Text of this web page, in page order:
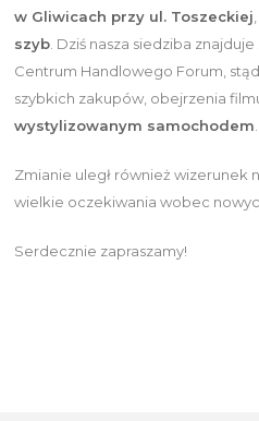
w Gliwicach przy ul. Toszeckiej
szyb . Dziś nasza siedziba
Centrum Handlowego Forum,
szybkich zakupów, obejrzenia
wystylizowanym samochodem
Zmianie uległ również wizerunek
wielkie oczekiwania wobec
Serdecznie zapraszamy!